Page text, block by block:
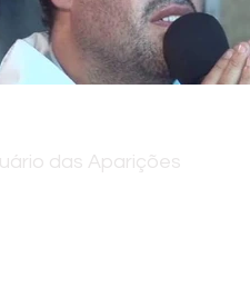
das Aparições